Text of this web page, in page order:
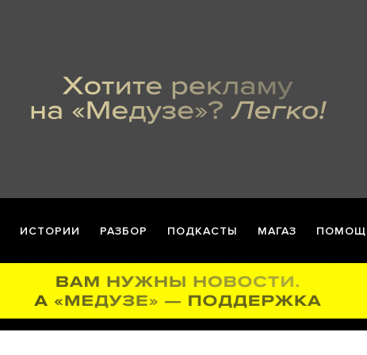
ИСТОРИИ РАЗБОР ПОДКАСТЫ МАГАЗ